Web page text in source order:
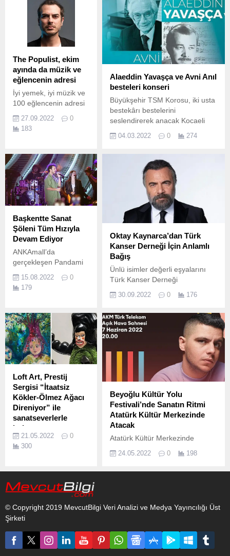
The Populist, ekim
ayında da müzik ve
eğlencenin adresi
İyi yemek, iyi müzik ve
100 eğlencenin adresi
The Populist ekim
ayında da şehrin
eğlence hayatına yön
27.09.2022
0
183
Alaeddin Yavaşça ve Avni Anıl
besteleri konseri
Büyükşehir TSM Korosu, iki usta
bestekârı bestelerini
seslendirerek anacak Kocaeli
Konservatuvarı bünyesinde
beğeni ile izlenen konserlerini
sürdürüyor.
04.03.2022 0 274
Başkentte Sanat
Şöleni Tüm Hızıyla
Devam Ediyor
ANKAmall’da
gerçekleşen Pandami
konserleri binlerce
müziksevere
sonu yaşattı.
15.08.2022
0
179
Oktay Kaynarca’dan Türk
Kanser Derneği İçin Anlamlı
Bağış
Ünlü isimler değerli eşyalarını
Türk Kanser Derneği
HOM’da düzenlenecek benzersiz
HOM Dekorasyon Merkezi’nde
13-31 Ekim tarihlerinde
beğenilere sunulacak “Ünlü
Objeler Sergisi” için ünlü isimler
anılarında yer eden değerli
objelerini bağışlamaya devam
ediyor.
30.09.2022 0 176
Loft Art, Prestij
Sergisi “İtaatsiz
Kökler-Ölmez Ağacı
Direniyor” ile
sanatseverlerle
buluşuyor
Akfen Holding’in sanat
alanında bir sosyal
olarak geliştirdiği Loft
Art, yılda bir kere
düzenleyeceği “Prestij
Sergileri” serisinde;
Muzaffer Akyol ve
Gaye Su Akyol’u
ağırlıyor.
21.05.2022
0
300
Beyoğlu Kültür Yolu
Festivali’nde Sanatın Ritmi
Atatürk Kültür Merkezinde
Atacak
Atatürk Kültür Merkezinde
coşkusu yaşanacak.
24.05.2022 0 198
© Copyright 2019 MevcutBilgi Veri Analizi ve Medya Yayıncılığı Üst
Şirketi